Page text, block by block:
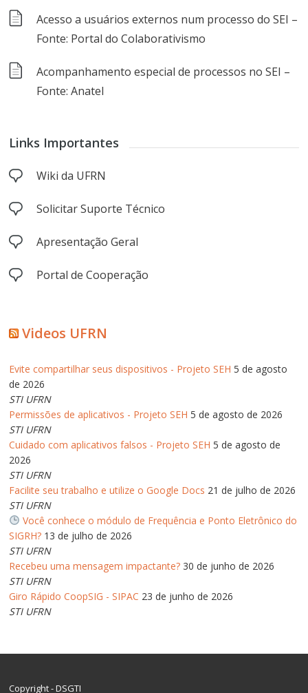
Acesso a usuários externos num processo do SEI –
Fonte: Portal do Colaborativismo
Acompanhamento especial de processos no SEI –
Fonte: Anatel
Links Importantes
Wiki da UFRN
Solicitar Suporte Técnico
Apresentação Geral
Portal de Cooperação
Videos UFRN
Evite compartilhar seus dispositivos - Projeto SEH 5 de agosto
de 2026
STI UFRN
Permissões de aplicativos - Projeto SEH 5 de agosto de 2026
STI UFRN
Cuidado com aplicativos falsos - Projeto SEH 5 de agosto de
2026
STI UFRN
Facilite seu trabalho e utilize o Google Docs 21 de julho de 2026
STI UFRN
Você conhece o módulo de Frequência e Ponto Eletrônico do
SIGRH? 13 de julho de 2026
STI UFRN
Recebeu uma mensagem impactante? 30 de junho de 2026
STI UFRN
Giro Rápido CoopSIG - SIPAC 23 de junho de 2026
STI UFRN
Copyright -DSGTI